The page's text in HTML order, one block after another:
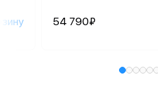
54 790₽